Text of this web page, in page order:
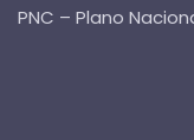
PNC – Plano